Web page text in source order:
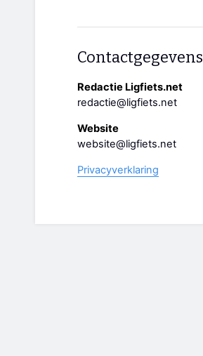
Contactgegevens
Redactie Ligfiets.net
redactie@ligfiets.net
Website
website@ligfiets.net
Privacyverklaring